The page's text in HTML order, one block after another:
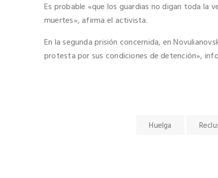
Es probable «que los guardias no digan toda la
muertes», afirma el activista.
En la segunda prisión concernida, en
protesta por sus condiciones de detención»,
Huelga